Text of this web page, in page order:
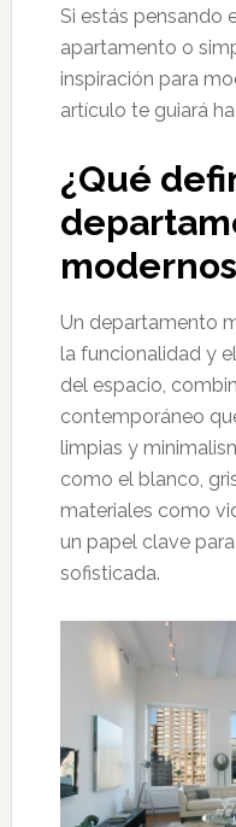
Si estás pensando
apartamento o
inspiración para
artículo te guiará
¿Qué
Un departamento
la funcionalidad y
del espacio,
contemporáneo
limpias y
como el blanco,
materiales como
un papel clave
sofisticada.